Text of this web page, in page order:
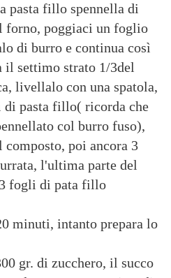
pasta fillo spennella di
forno, poggiaci un foglio
di burro e continua così
il settimo strato 1/3del
livellalo con una spatola,
di pasta fillo( ricorda che
col burro fuso),
poi ancora 3
l'ultima parte del
fogli di pata fillo
minuti, intanto prepara lo
gr. di zucchero, il succo